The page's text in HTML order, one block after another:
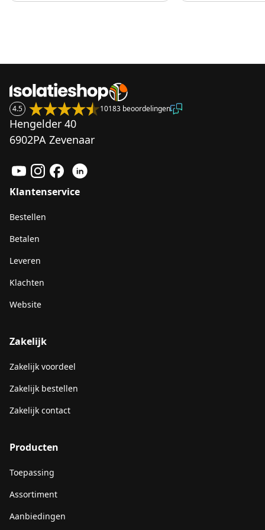
4.5 10183 beoordelingen
Hengelder 40
6902PA Zevenaar
Klantenservice
Bestellen
Betalen
Leveren
Klachten
Website
Zakelijk
Zakelijk voordeel
Zakelijk bestellen
Zakelijk contact
Producten
Toepassing
Assortiment
Aanbiedingen